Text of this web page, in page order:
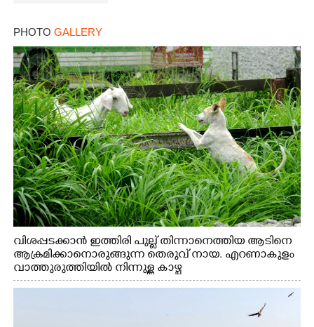
PHOTO GALLERY
വിശപ്പടക്കാൻ ഇത്തിരി പുല്ല് തിന്നാനെത്തിയ ആടിനെ
ആക്രമിക്കാനൊരുങ്ങുന്ന തെരുവ് നായ. എറണാകുളം
വാത്തുരുത്തിയിൽ നിന്നുള്ള കാഴ്ച